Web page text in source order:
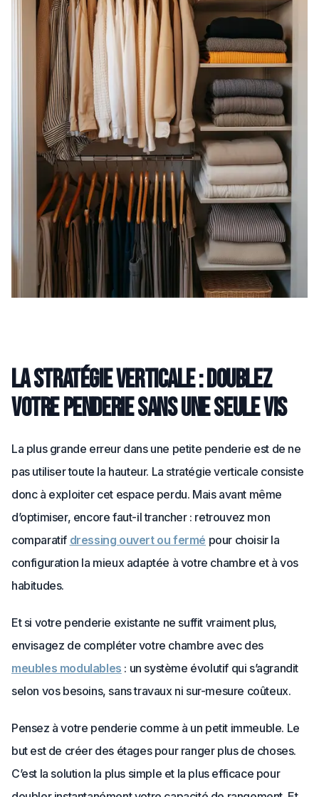
La stratégie verticale : Doublez
votre penderie sans une seule vis
La plus grande erreur dans une petite penderie est de ne
pas utiliser toute la hauteur. La stratégie verticale consiste
donc à exploiter cet espace perdu. Mais avant même
d’optimiser, encore faut-il trancher : retrouvez mon
comparatif dressing ouvert ou fermé pour choisir la
configuration la mieux adaptée à votre chambre et à vos
habitudes.
Et si votre penderie existante ne suffit vraiment plus,
envisagez de compléter votre chambre avec des
meubles modulables : un système évolutif qui s’agrandit
selon vos besoins, sans travaux ni sur-mesure coûteux.
Pensez à votre penderie comme à un petit immeuble. Le
but est de créer des étages pour ranger plus de choses.
C’est la solution la plus simple et la plus efficace pour